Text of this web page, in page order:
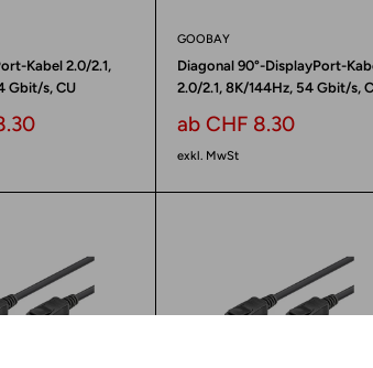
Kabel 2.0/2.1,
Gbit/s, CU
GOOBAY
Diagonal 90°-DisplayPort-
2.0/2.1, 8K/144Hz, 54 Gbit/s,
Sonderpreis
ab CHF 8.30
exkl. MwSt